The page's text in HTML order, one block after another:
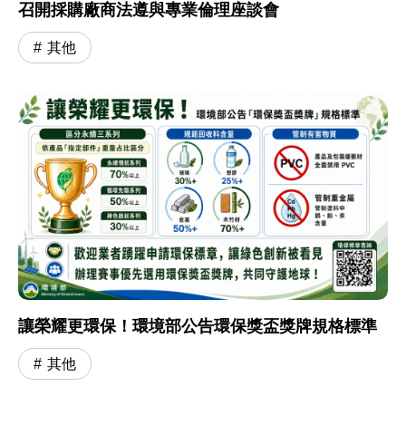
召開採購廠商法遵與專業倫理座談會
其他
讓榮耀更環保！環境部公告環保獎盃獎牌規格標準
其他